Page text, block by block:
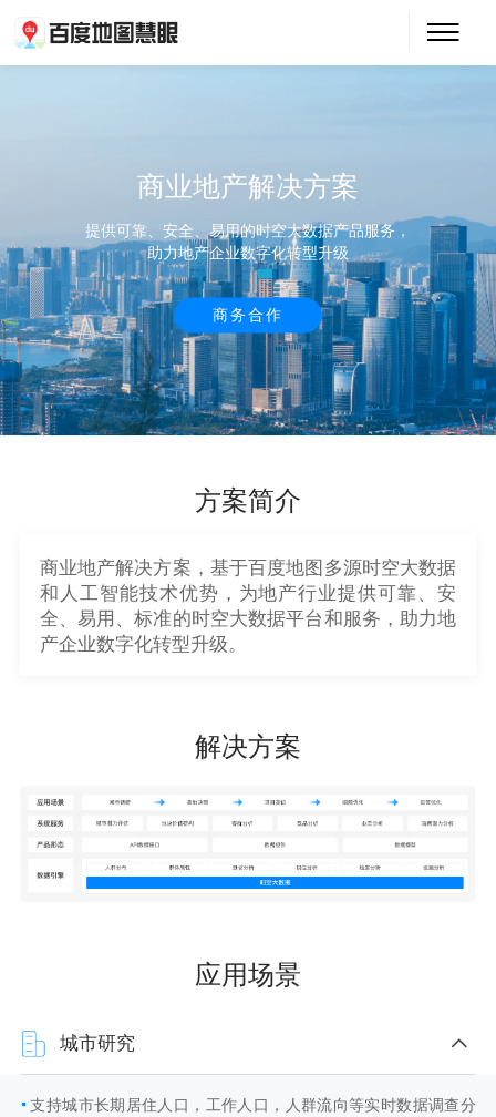
商业地产解决方案
提供可靠、安全、易用的时空大数据产品服务，
助力地产企业数字化转型升级
商务合作
方案简介
商业地产解决方案，基于百度地图多源时空大数据
和人工智能技术优势，为地产行业提供可靠、安
全、易用、标准的时空大数据平台和服务，助力地
产企业数字化转型升级。
解决方案
应用场景
城市研究
支持城市长期居住人口，工作人口，人群流向等实时数据调查分